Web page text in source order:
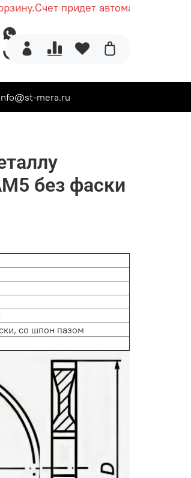
Счет придет автоматически
mera.ru
без фаски
со шпон пазом